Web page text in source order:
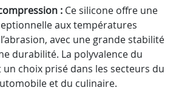
: Ce silicone offre une
aux températures
avec une grande stabilité
durabilité. La polyvalence du
choix prisé dans les secteurs du
et du culinaire.